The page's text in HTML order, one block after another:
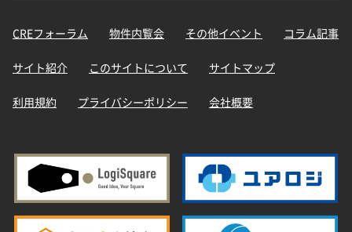
CREフォーラム 物件内覧会 その他イベント コラム記事
サイト紹介 このサイトについて サイトマップ
利用規約 プライバシーポリシー 会社概要